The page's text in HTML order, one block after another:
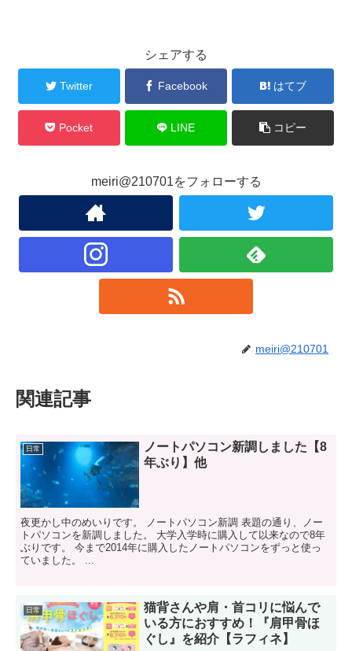
シェアする
Twitter Facebook はてブ
Pocket LINE コピー
meiri@210701をフォローする
meiri@210701
関連記事
日常
ノートパソコン新調しました【8
年ぶり】他
夜更かし中のめいりです。 ノートパソコン新調 表題の通り、ノー
トパソコンを新調しました。 大学入学時に購入して以来なので8年
ぶりです。 今まで2014年に購入したノートパソコンをずっと使っ
ていました。 ...
日常
猫背さんや肩・首コリに悩んで
いる方におすすめ！『肩甲骨ほ
ぐし』を紹介【ラフィネ】